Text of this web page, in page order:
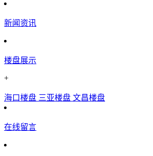
新闻资讯
楼盘展示
+
海口楼盘 三亚楼盘 文昌楼盘
在线留言